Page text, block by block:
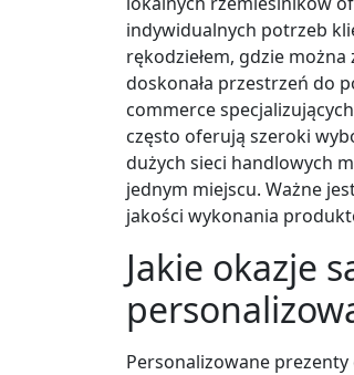
indywidualnych potrzeb
rękodziełem, gdzie
doskonała przestrzeń do
commerce
często oferują szeroki
dużych sieci handlowych
jednym miejscu. Ważne
jakości wykonania
Jakie okazje
Personalizowane